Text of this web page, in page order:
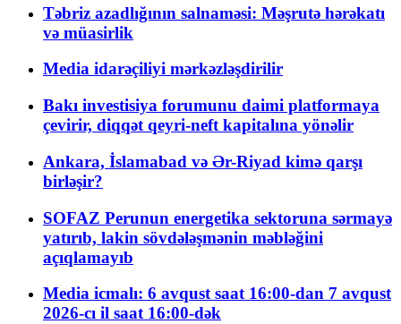
Təbriz azadlığının salnaməsi: Məşrutə hərəkatı
və müasirlik
Media idarəçiliyi mərkəzləşdirilir
Bakı investisiya forumunu daimi platformaya
çevirir, diqqət qeyri-neft kapitalına yönəlir
Ankara, İslamabad və Ər-Riyad kimə qarşı
birləşir?
SOFAZ Perunun energetika sektoruna sərmayə
yatırıb, lakin sövdələşmənin məbləğini
açıqlamayıb
Media icmalı: 6 avqust saat 16:00-dan 7 avqust
2026-cı il saat 16:00-dək